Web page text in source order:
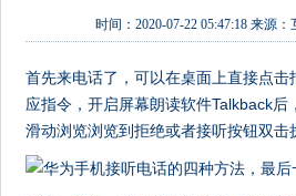
时间：2020-07-22 05:47:18 来源：
首先来电话了，可以在桌面上直接点击
应指令，开启屏幕朗读软件Talkback后
滑动浏览浏览到拒绝或者接听按钮双击